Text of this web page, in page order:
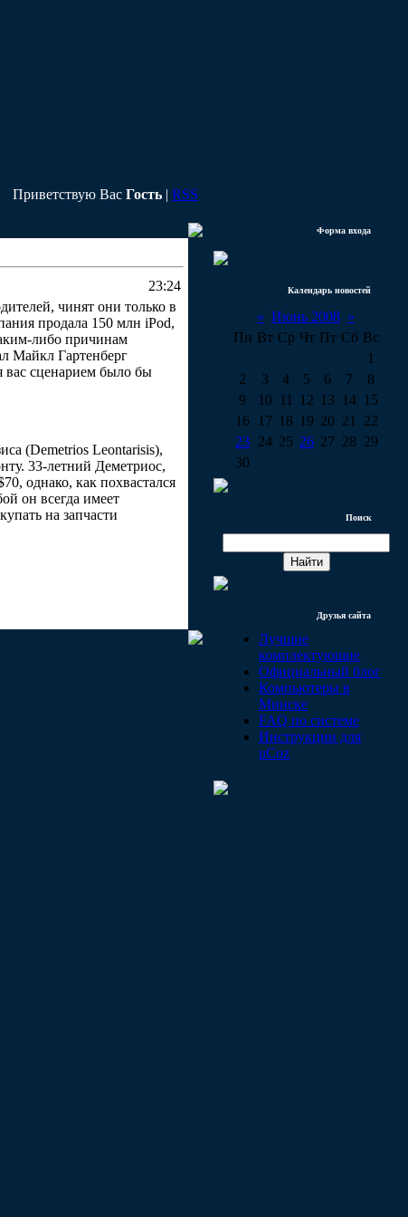
Приветствую Вас Гость | RSS
23:24
чинят они только в
продала 150 млн iPod,
либо причинам
Майкл Гартенберг
вас сценарием было бы
(Demetrios Leontarisis),
33-летний Деметриос,
однако, как похвастался
он всегда имеет
на запчасти
Форма входа
Календарь новостей
« Июнь 2008 »
Пн Вт Ср Чт Пт Сб Вс
1
2
3 4 5 6 7
8
9
10 11 12 13 14 15
16
17 18 19 20 21
22
23 24 25 26 27 28 29
30
Поиск
Друзья сайта
Лучшие
комплектующие
Официальный блог
Компьютеры в
Минске
FAQ по системе
Инструкции для
uCoz